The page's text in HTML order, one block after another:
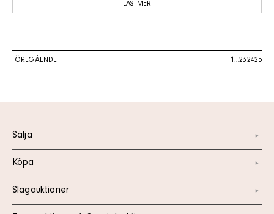
LÄS MER
FÖREGÅENDE 1…232425
Sälja
Köpa
Slagauktioner